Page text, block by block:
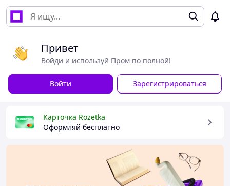
Привет
Войди и используй Пром по полной!
Войти Зарегистрироваться
Карточка Rozetka
Оформляй бесплатно